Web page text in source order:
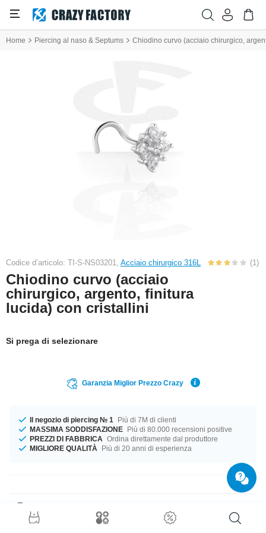
Home Piercing al naso & Septums Chiodino curvo (acciaio chirurgico,
Codice d’articolo: TI-S-NS03201, Acciaio chirurgico 316L (1)
Chiodino curvo (acciaio
chirurgico, argento, finitura
lucida) con cristallini
Si prega di selezionare
Garanzia Miglior Prezzo Crazy
Il negozio di piercing № 1
Più di 7M di clienti
MASSIMA SODDISFAZIONE Più di 80.000 recensioni positive
PREZZI DI FABBRICA Ordina direttamente dal produttore
MIGLIORE QUALITÀ
Più di 20 anni di esperienza
Questo articolo ti aspetta nella misura 0.8 mm. Il compagno perfetto per